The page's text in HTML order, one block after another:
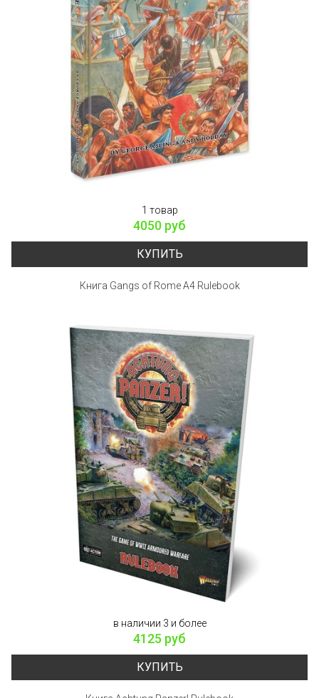
1 товар
4050 руб
КУПИТЬ
Книга Gangs of Rome A4 Rulebook
в наличии 3 и более
4125 руб
КУПИТЬ